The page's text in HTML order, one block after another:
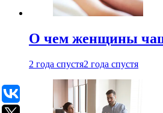
О чем женщины
2 года спустя2 года спустя